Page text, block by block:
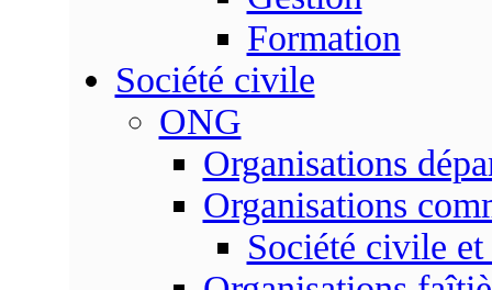
Formation
Société civile
ONG
Organisations
Organisations
Société civile